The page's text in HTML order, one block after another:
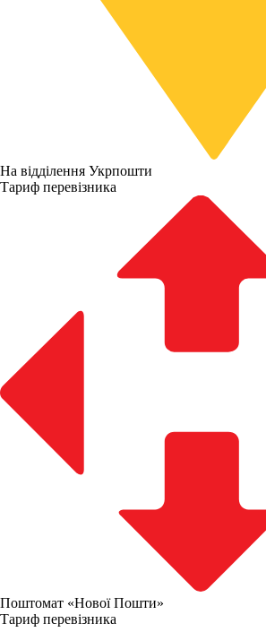
На відділення Укрпошти
Тариф перевізника
Поштомат «Нової Пошти»
Тариф перевізника